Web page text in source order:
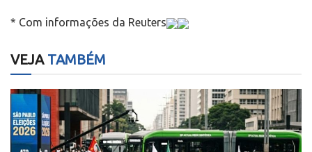
* Com informações da Reuters
VEJATAMBÉM